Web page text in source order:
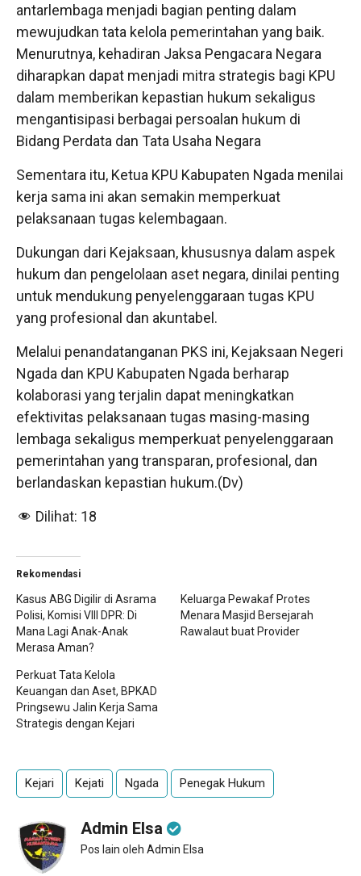
antarlembaga menjadi bagian penting dalam
mewujudkan tata kelola pemerintahan yang baik.
Menurutnya, kehadiran Jaksa Pengacara Negara
diharapkan dapat menjadi mitra strategis bagi KPU
dalam memberikan kepastian hukum sekaligus
mengantisipasi berbagai persoalan hukum di
Bidang Perdata dan Tata Usaha Negara
Sementara itu, Ketua KPU Kabupaten Ngada menilai
kerja sama ini akan semakin memperkuat
pelaksanaan tugas kelembagaan.
Dukungan dari Kejaksaan, khususnya dalam aspek
hukum dan pengelolaan aset negara, dinilai penting
untuk mendukung penyelenggaraan tugas KPU
yang profesional dan akuntabel.
Melalui penandatanganan PKS ini, Kejaksaan Negeri
Ngada dan KPU Kabupaten Ngada berharap
kolaborasi yang terjalin dapat meningkatkan
efektivitas pelaksanaan tugas masing-masing
lembaga sekaligus memperkuat penyelenggaraan
pemerintahan yang transparan, profesional, dan
berlandaskan kepastian hukum.(Dv)
Dilihat: 18
Rekomendasi
Kasus ABG Digilir di Asrama
Polisi, Komisi VIII DPR: Di
Mana Lagi Anak-Anak
Merasa Aman?
Keluarga Pewakaf Protes
Menara Masjid Bersejarah
Rawalaut buat Provider
Perkuat Tata Kelola
Keuangan dan Aset, BPKAD
Pringsewu Jalin Kerja Sama
Strategis dengan Kejari
Kejari Kejati Ngada Penegak Hukum
Admin Elsa
Pos lain oleh Admin Elsa